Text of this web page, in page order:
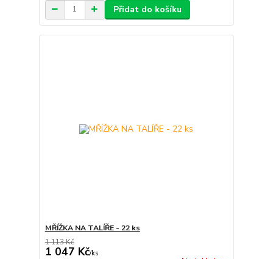
Přidat do košíku
MŘÍŽKA NA TALÍŘE - 22 ks
1 113 Kč
1 047 Kč/ks